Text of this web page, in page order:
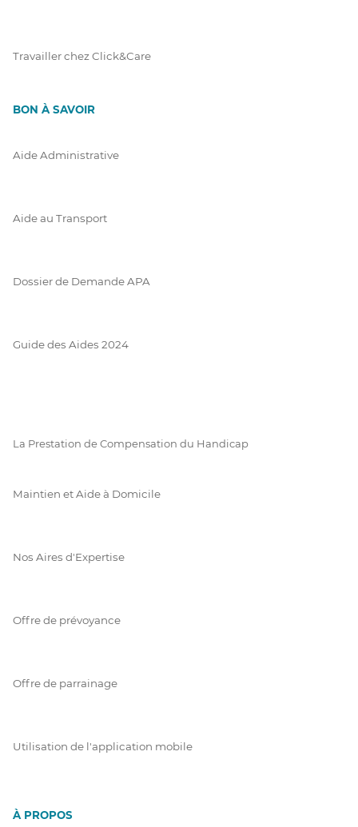
Travailler chez Click&Care
BON À SAVOIR
Aide Administrative
Aide au Transport
Dossier de Demande APA
Guide des Aides 2024
La Prestation de Compensation du Handicap
Maintien et Aide à Domicile
Nos Aires d'Expertise
Offre de prévoyance
Offre de parrainage
Utilisation de l'application mobile
À PROPOS